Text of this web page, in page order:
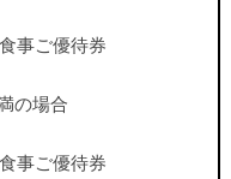
事ご優待券
の場合
事ご優待券